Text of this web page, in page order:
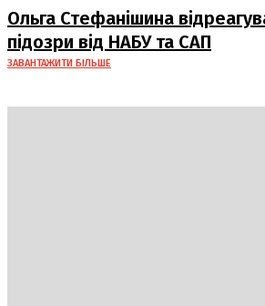
Ольга Стефанішина
підозри від НАБУ та САП
ЗАВАНТАЖИТИ БІЛЬШЕ